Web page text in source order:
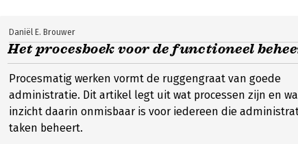
Het procesboek voor de functioneel
Daniël E. Brouwer
Procesmatig werken vormt de ruggengraat van goede
administratie. Dit artikel legt uit wat processen zijn en
inzicht daarin onmisbaar is voor iedereen die
taken beheert.